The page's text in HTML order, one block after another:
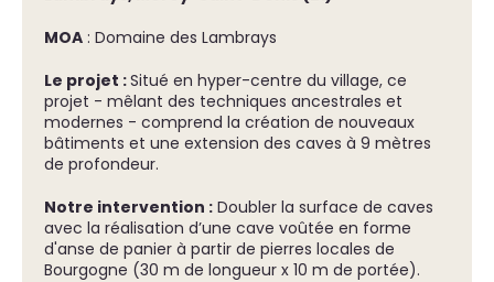
MOA : Domaine des Lambrays
Le projet :Situé en hyper-centre du village, ce
projet - mêlant des techniques ancestrales et
modernes - comprend la création de nouveaux
bâtiments et une extension des caves à 9 mètres
de profondeur.
Notre intervention : Doubler la surface de caves
avec la réalisation d’une cave voûtée en forme
d'anse de panier à partir de pierres locales de
Bourgogne (30 m de longueur x 10 m de portée).